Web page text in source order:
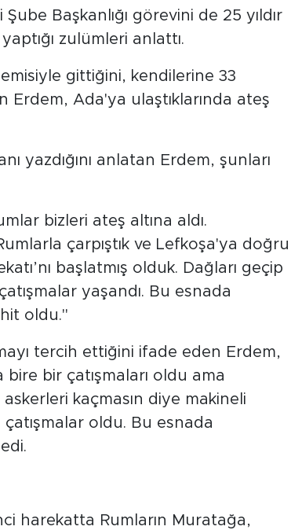
Başkanlığı görevini de 25 yıldır
zulümleri anlattı.
gittiğini, kendilerine 33
Ada'ya ulaştıklarında ateş
yazdığını anlatan Erdem, şunları
bizleri ateş altına aldı.
çarpıştık ve Lefkoşa'ya doğru
başlatmış olduk. Dağları geçip
yaşandı. Bu esnada
oldu."
tercih ettiğini ifade eden Erdem,
bir çatışmaları oldu ama
askerleri kaçmasın diye makineli
oldu. Bu esnada
harekatta Rumların Muratağa,